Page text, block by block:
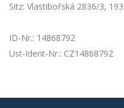
Sitz: Vlastibořská 2836/3,
ID-Nr.: 14868792
Ust-Ident-Nr.: CZ14868792